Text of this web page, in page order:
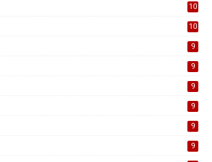
10
10
9
9
9
9
9
9